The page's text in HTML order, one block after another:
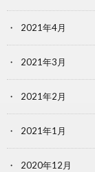
2021年4月
2021年3月
2021年2月
2021年1月
2020年12月